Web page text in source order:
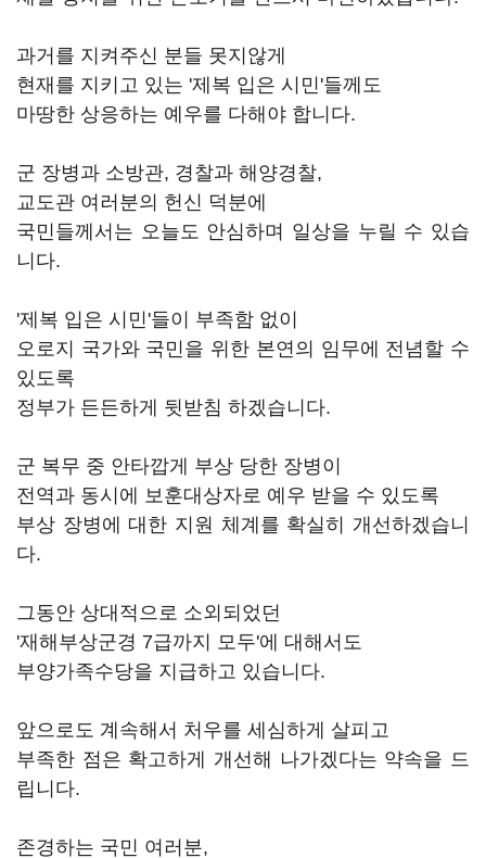
과거를 지켜주신 분들 못지않게
현재를 지키고 있는 '제복 입은 시민'들께도
마땅한 상응하는 예우를 다해야 합니다.
군 장병과 소방관, 경찰과 해양경찰,
교도관 여러분의 헌신 덕분에
국민들께서는 오늘도 안심하며 일상을 누릴 수 있습
니다.
'제복 입은 시민'들이 부족함 없이
오로지 국가와 국민을 위한 본연의 임무에 전념할 수
있도록
정부가 든든하게 뒷받침 하겠습니다.
군 복무 중 안타깝게 부상 당한 장병이
전역과 동시에 보훈대상자로 예우 받을 수 있도록
부상 장병에 대한 지원 체계를 확실히 개선하겠습니
다.
그동안 상대적으로 소외되었던
'재해부상군경 7급까지 모두'에 대해서도
부양가족수당을 지급하고 있습니다.
앞으로도 계속해서 처우를 세심하게 살피고
부족한 점은 확고하게 개선해 나가겠다는 약속을 드
립니다.
존경하는 국민 여러분,